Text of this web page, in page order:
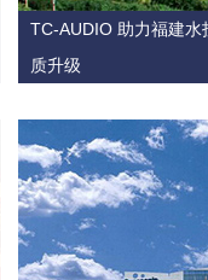
TC-AUDIO 助力福建
质升级